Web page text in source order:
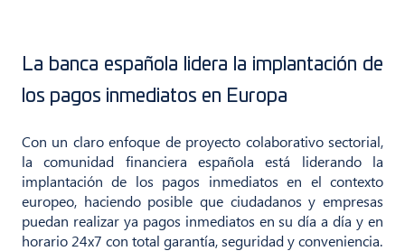
La banca española lidera la implantación de
los pagos inmediatos en Europa
Con un claro enfoque de proyecto colaborativo sectorial,
la comunidad financiera española está liderando la
implantación de los pagos inmediatos en el contexto
europeo, haciendo posible que ciudadanos y empresas
puedan realizar ya pagos inmediatos en su día a día y en
horario 24x7 con total garantía, seguridad y conveniencia.